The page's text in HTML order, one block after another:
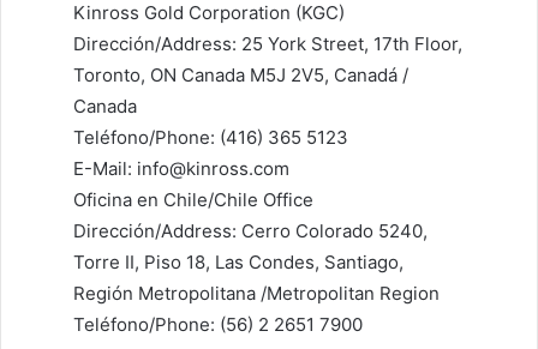
Kinross Gold Corporation (KGC)
Dirección/Address: 25 York Street, 17th Floor,
Toronto, ON Canada M5J 2V5, Canadá /
Canada
Teléfono/Phone: (416) 365 5123
E-Mail: info@kinross.com
Oficina en Chile/Chile Office
Dirección/Address: Cerro Colorado 5240,
Torre II, Piso 18, Las Condes, Santiago,
Región Metropolitana /Metropolitan Region
Teléfono/Phone: (56) 2 2651 7900